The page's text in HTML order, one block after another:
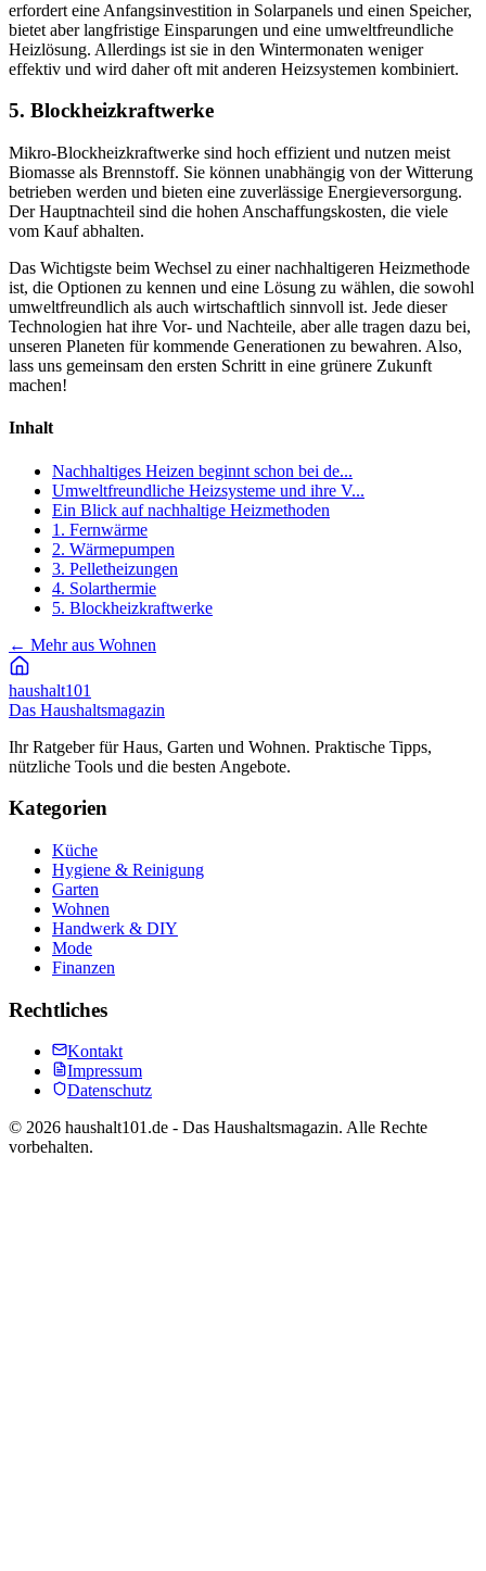
erfordert eine Anfangsinvestition in Solarpanels und einen Speicher,
bietet aber langfristige Einsparungen und eine umweltfreundliche
Heizlösung. Allerdings ist sie in den Wintermonaten weniger
effektiv und wird daher oft mit anderen Heizsystemen kombiniert.
5. Blockheizkraftwerke
Mikro-Blockheizkraftwerke sind hoch effizient und nutzen meist
Biomasse als Brennstoff. Sie können unabhängig von der Witterung
betrieben werden und bieten eine zuverlässige Energieversorgung.
Der Hauptnachteil sind die hohen Anschaffungskosten, die viele
vom Kauf abhalten.
Das Wichtigste beim Wechsel zu einer nachhaltigeren Heizmethode
ist, die Optionen zu kennen und eine Lösung zu wählen, die sowohl
umweltfreundlich als auch wirtschaftlich sinnvoll ist. Jede dieser
Technologien hat ihre Vor- und Nachteile, aber alle tragen dazu bei,
unseren Planeten für kommende Generationen zu bewahren. Also,
lass uns gemeinsam den ersten Schritt in eine grünere Zukunft
machen!
Inhalt
Nachhaltiges Heizen beginnt schon bei de...
Umweltfreundliche Heizsysteme und ihre V...
Ein Blick auf nachhaltige Heizmethoden
1. Fernwärme
2. Wärmepumpen
3. Pelletheizungen
4. Solarthermie
5. Blockheizkraftwerke
← Mehr aus Wohnen
haushalt101
Das Haushaltsmagazin
Ihr Ratgeber für Haus, Garten und Wohnen. Praktische Tipps,
nützliche Tools und die besten Angebote.
Kategorien
Küche
Hygiene & Reinigung
Garten
Wohnen
Handwerk & DIY
Mode
Finanzen
Rechtliches
Kontakt
Impressum
Datenschutz
© 2026 haushalt101.de - Das Haushaltsmagazin. Alle Rechte
vorbehalten.